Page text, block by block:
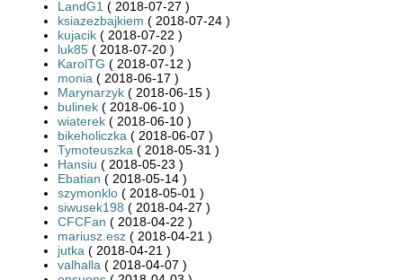
LandG1 ( 2018-07-27 )
ksiazezbajkiem ( 2018-07-24 )
kujacik ( 2018-07-22 )
luk85 ( 2018-07-20 )
KarolTG ( 2018-07-12 )
monia ( 2018-06-17 )
Marynarzyk ( 2018-06-15 )
bulinek ( 2018-06-10 )
wiaterek ( 2018-06-10 )
bikeholiczka ( 2018-06-07 )
Tymoteuszka ( 2018-05-31 )
Hansiu ( 2018-05-23 )
Ebatian ( 2018-05-14 )
szymonklo ( 2018-05-01 )
siwusek198 ( 2018-04-27 )
CFCFan ( 2018-04-22 )
mariusz.esz ( 2018-04-21 )
jutka ( 2018-04-21 )
valhalla ( 2018-04-07 )